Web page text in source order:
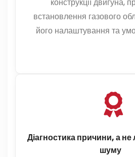
встановлення газового
його налаштування та
Діагностика причини, а
шуму